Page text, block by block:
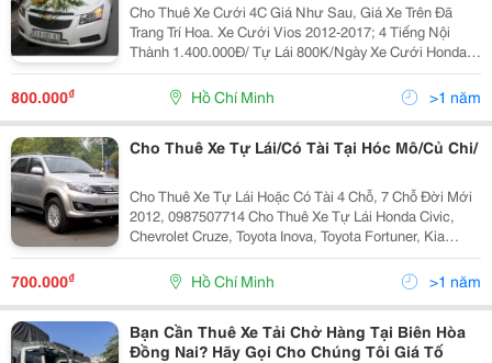
Cho Thuê Xe Cưới 4C Giá Như Sau, Giá Xe Trên Đã
Trang Trí Hoa. Xe Cưới Vios 2012-2017; 4 Tiếng Nội
Thành 1.400.000Đ/ Tự Lái 800K/Ngày Xe Cưới Honda
City 2015-2017 4 Tiếng Nội Thành 1.5Tr/ Tự Lái
1Tr/Ngày/ Xe Cưới Chevolet Crule 2015 4 Tiếng
800.000₫ Hồ Chí Minh >1 năm
Cho Thuê Xe Tự Lái/Có Tài Tại Hóc Mô/Củ Chi/
Cho Thuê Xe Tự Lái Hoặc Có Tài 4 Chỗ, 7 Chỗ Đời Mới
2012, 0987507714 Cho Thuê Xe Tự Lái Honda Civic,
Chevrolet Cruze, Toyota Inova, Toyota Fortuner, Kia
Morning, Kia Sorento 2012 Full Options, Đời Mới, Nội
Thất Đẹp, Máy Lạnh Tốt..., Giao Xe Tận Nơ
700.000₫ Hồ Chí Minh >1 năm
Bạn Cần Thuê Xe Tải Chở Hàng Tại Biên Hòa
Đồng Nai? Hãy Gọi Cho Chúng Tôi Giá Tố